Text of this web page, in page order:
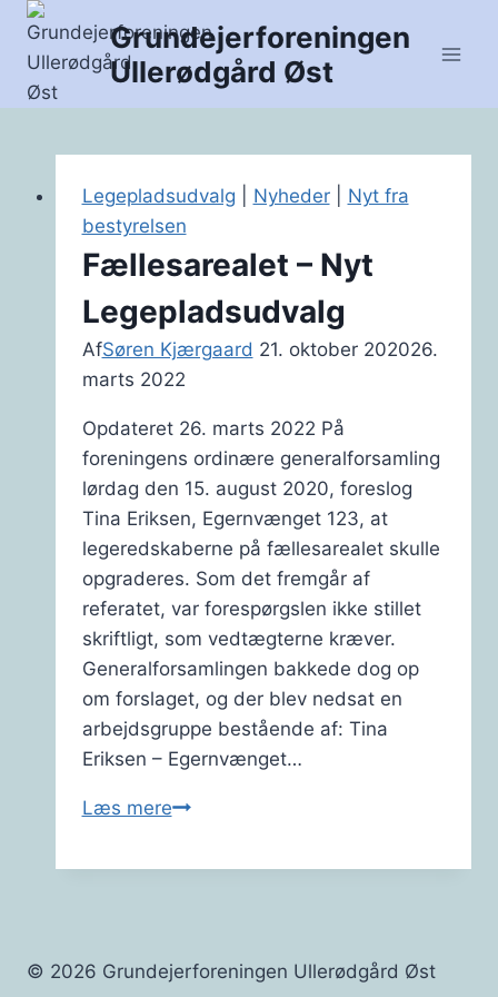
Fortsæt
indhold
Grundejerforeningen
Ullerødgård Øst
Legepladsudvalg Nyheder| Nyt fra
bestyrelsen
Fællesarealet – Nyt
Legepladsudvalg
AfSøren Kjærgaard 21. oktober 202026.
marts 2022
Opdateret 26. marts 2022 På
foreningens ordinære generalforsamling
lørdag den 15. august 2020, foreslog
Tina Eriksen, Egernvænget 123, at
legeredskaberne på fællesarealet skulle
opgraderes. Som det fremgår af
referatet, var forespørgslen ikke stillet
skriftligt, som vedtægterne kræver.
Generalforsamlingen bakkede dog op
om forslaget, og der blev nedsat en
arbejdsgruppe bestående af: Tina
Eriksen – Egernvænget…
Læs mereFællesarealet
Nyt
© 2026 Grundejerforeningen Ullerødgård Øst